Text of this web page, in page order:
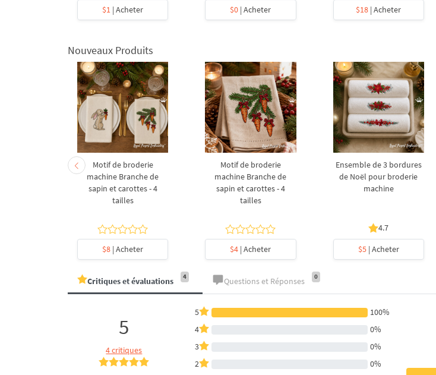
$1 | Acheter
$0 | Acheter $18 | Acheter
Nouveaux Produits
Motif de broderie
machine Branche de
sapin et carottes - 4
tailles
$8 | Acheter
Motif de broderie
machine Branche de
sapin et carottes - 4
tailles
$4 | Acheter
Ensemble de 3 bordures
de Noël pour broderie
machine
4.7
$5| Acheter
Critiques et évaluations 4 Questions et Réponses 0
5
4 critiques
5
100%
4
0%
3
0%
2
0%